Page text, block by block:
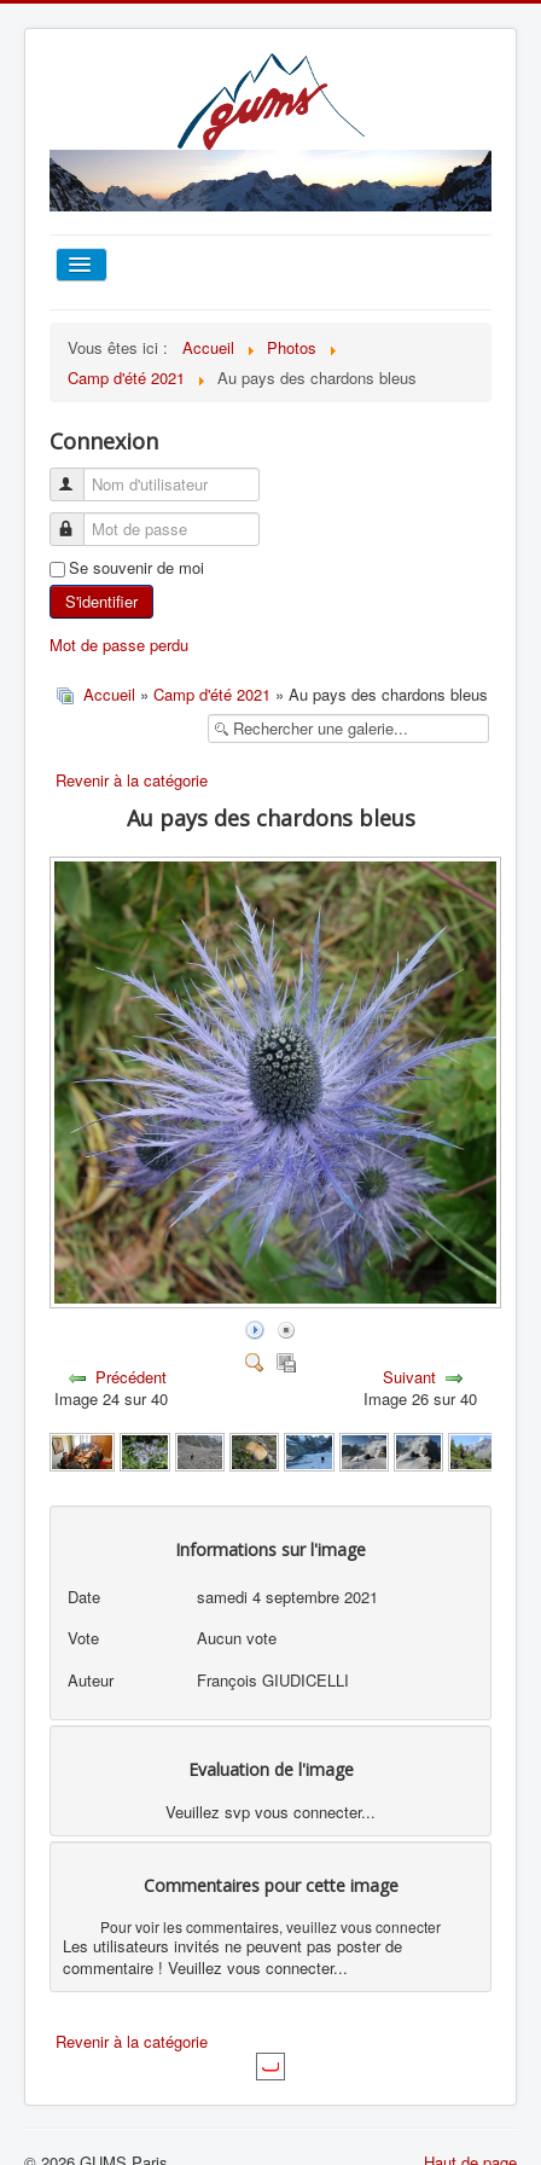
TOUT SUR LE GUMS
ESCALADE
ALPINISME
SKI DE RANDONNÉE
RANDONNÉE SPORTIVE
Vous êtes ici : Accueil
Photos
Camp d'été 2021
Au pays des chardons bleus
Connexion
Se souvenir de moi
S'identifier
Mot de passe perdu
Accueil » Camp d'été 2021 » Au pays des chardons bleus
Revenir à la catégorie
Au pays des chardons bleus
Précédent
Image 24 sur 40
Suivant
Image 26 sur 40
Informations sur l'image
Date
samedi 4 septembre 2021
Vote
Aucun vote
Auteur
François GIUDICELLI
Evaluation de l'image
Veuillez svp vous connecter...
Commentaires pour cette image
Pour voir les commentaires, veuillez vous connecter
Les utilisateurs invités ne peuvent pas poster de
commentaire ! Veuillez vous connecter...
Revenir à la catégorie